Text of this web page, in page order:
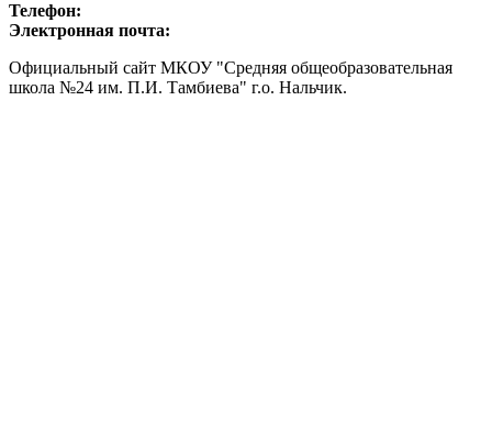
Телефон:
Электронная почта:
Официальный сайт МКОУ "Средняя общеобразовательная
школа №24 им. П.И. Тамбиева" г.о. Нальчик.